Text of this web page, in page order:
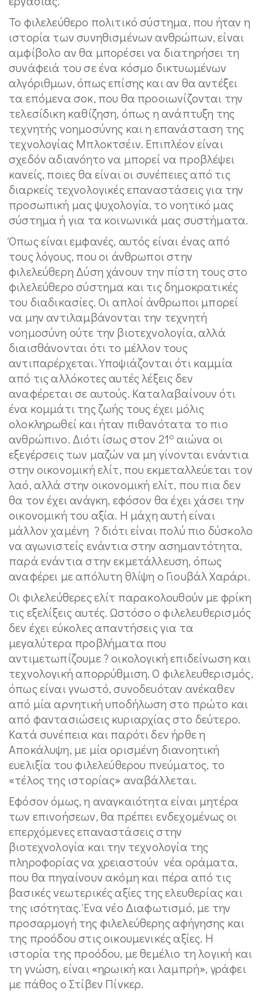
Το φιλελεύθερο πολιτικό σύστημα, που ήταν η
ιστορία των συνηθισμένων ανθρώπων, είναι
αμφίβολο αν θα μπορέσει να διατηρήσει τη
συνάφειά του σε ένα κόσμο δικτυωμένων
αλγόριθμων, όπως επίσης και αν θα αντέξει
τα επόμενα σοκ, που θα προοιωνίζονται την
τελεσίδικη καθίζηση, όπως η ανάπτυξη της
τεχνητής νοημοσύνης και η επανάσταση της
τεχνολογίας Μπλοκτσέιν. Επιπλέον είναι
σχεδόν αδιανόητο να μπορεί να προβλέψει
κανείς, ποιες θα είναι οι συνέπειες από τις
διαρκείς τεχνολογικές επαναστάσεις για την
προσωπική μας ψυχολογία, το νοητικό μας
σύστημα ή για τα κοινωνικά μας συστήματα.
Όπως είναι εμφανές, αυτός είναι ένας από
τους λόγους, που οι άνθρωποι στην
φιλελεύθερη Δύση χάνουν την πίστη τους στο
φιλελεύθερο σύστημα και τις δημοκρατικές
του διαδικασίες. Οι απλοί άνθρωποι μπορεί
να μην αντιλαμβάνονται την τεχνητή
νοημοσύνη ούτε την βιοτεχνολογία, αλλά
διαισθάνονται ότι το μέλλον τους
αντιπαρέρχεται. Υποψιάζονται ότι καμμία
από τις αλλόκοτες αυτές λέξεις δεν
αναφέρεται σε αυτούς. Καταλαβαίνουν ότι
ένα κομμάτι της ζωής τους έχει μόλις
ολοκληρωθεί και ήταν πιθανότατα το πιο
ανθρώπινο. Διότι ίσως στον 21ο αιώνα οι
εξεγέρσεις των μαζών να μη γίνονται ενάντια
στην οικονομική ελίτ, που εκμεταλλεύεται τον
λαό, αλλά στην οικονομική ελίτ, που πια δεν
θα τον έχει ανάγκη, εφόσον θα έχει χάσει την
οικονομική του αξία. Η μάχη αυτή είναι
μάλλον χαμένη ? διότι είναι πολύ πιο δύσκολο
να αγωνιστείς ενάντια στην ασημαντότητα,
παρά ενάντια στην εκμετάλλευση, όπως
αναφέρει με απόλυτη θλίψη ο Γιουβάλ Χαράρι.
Οι φιλελεύθερες ελίτ παρακολουθούν με φρίκη
τις εξελίξεις αυτές. Ωστόσο ο φιλελευθερισμός
δεν έχει εύκολες απαντήσεις για τα
μεγαλύτερα προβλήματα που
αντιμετωπίζουμε ? οικολογική επιδείνωση και
τεχνολογική απορρύθμιση. Ο φιλελευθερισμός,
όπως είναι γνωστό, συνοδευόταν ανέκαθεν
από μία αρνητική υποδήλωση στο πρώτο και
από φαντασιώσεις κυριαρχίας στο δεύτερο.
Κατά συνέπεια και παρότι δεν ήρθε η
Αποκάλυψη, με μία ορισμένη διανοητική
ευελιξία του φιλελεύθερου πνεύματος, το
«τέλος της ιστορίας» αναβάλλεται.
Εφόσον όμως, η αναγκαιότητα είναι μητέρα
των επινοήσεων, θα πρέπει ενδεχομένως οι
επερχόμενες επαναστάσεις στην
βιοτεχνολογία και την τεχνολογία της
πληροφορίας να χρειαστούν νέα οράματα,
που θα πηγαίνουν ακόμη και πέρα από τις
βασικές νεωτερικές αξίες της ελευθερίας και
της ισότητας. Ένα νέο Διαφωτισμό, με την
προσαρμογή της φιλελεύθερης αφήγησης και
της προόδου στις οικουμενικές αξίες. Η
ιστορία της προόδου, με θεμέλιο τη λογική και
τη γνώση, είναι «ηρωική και λαμπρή», γράφει
με πάθος ο Στίβεν Πίνκερ.